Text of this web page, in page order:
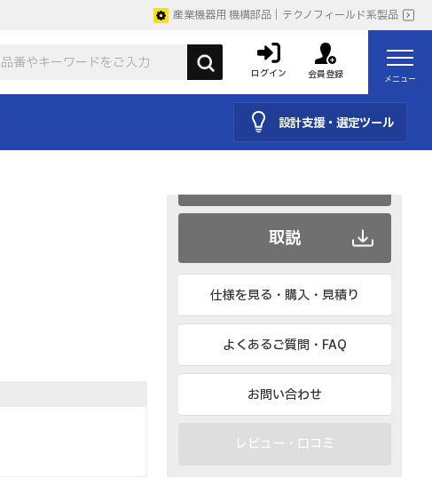
産業機器用 機構部品｜テクノフィールド系製品
ログイン 会員登録 メニュー
設計支援・選定ツール
CAD
BIM、IESなど
取説
仕様を見る・購入・見積り
よくあるご質問・FAQ
お問い合わせ
レビュー・口コミ